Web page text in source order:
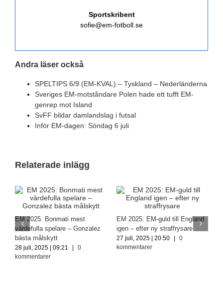
Sportskribent
sofie@em-fotboll.se
Andra läser också
SPELTIPS 6/9 (EM-KVAL) – Tyskland – Nederländerna
Sveriges EM-motståndare Polen hade ett tufft EM-
genrep mot Island
SvFF bildar damlandslag i futsal
Inför EM-dagen: Söndag 6 juli
Relaterade inlägg
EM 2025: Bonmati mest
värdefulla spelare – Gonzalez
bästa målskytt
28 juli, 2025 | 09:21
kommentarer
EM 2025: EM-guld till England
igen – efter ny straffrysare
27 juli, 2025 | 20:50
kommentarer